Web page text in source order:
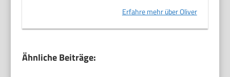
Erfahre mehr über Oliver
Ähnliche Beiträge: